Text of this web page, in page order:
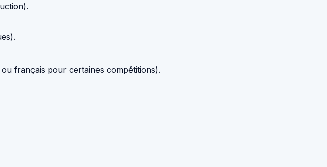
ou français pour certaines compétitions).